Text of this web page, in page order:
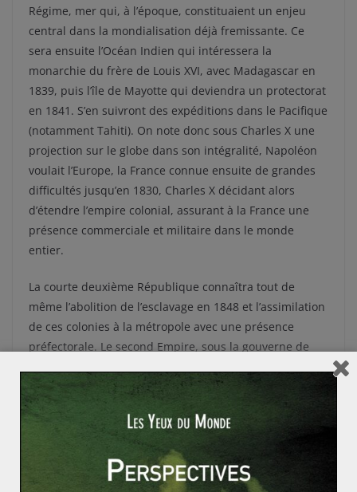
Régime, mer qui, à l’époque, constituaient un enjeu
central dans la mondialisation déjà fremissante. Ce
sera ensuite l’Océan Indien qui intéressera la
monarchie du frère de Louis XVI, avec Madagascar en
1839, puis l’île de Mayotte qui deviendra un protectorat
en 1841. S’en suivront des expéditions dans le Pacifique
(notamment Tahiti). On note donc sous Charles X une
projection sur le globe dans son intégralité, Napoléon
voulait l’Europe, la France connue ensuite de grandes
difficultés jusqu’en 1830, Charles X décidant alors
d’étendre l’empire colonial, assurant à la France une
présence commerciale et militaire dans le monde
entier.
La courte deuxième République connaîtra tout de
même l’abolition de l’esclavage en 1848 et l’assimilation
de ces colonies à la métropole avec une présence
préfectorale. Le second Empire, sous la gouverne de
de guerre française, toujours dans cette optique
d’étendre le territoire et d’en garder un contrôle
centralisé. La France va prendre possession de la
Nouvelle-Calédonie, le Sénégal et la côte du Gabon au
milieu du siècle. Enfin, dans la deuxième moitié du
XIXème, la France connaîtra une forte expansion avec la